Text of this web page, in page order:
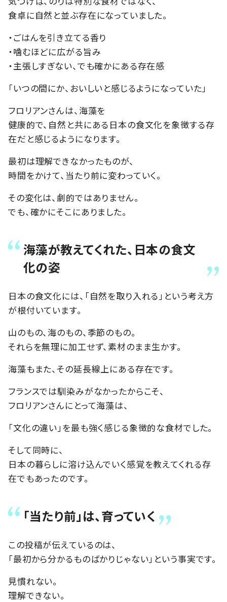
食卓に自然と並ぶ存在になっていました。
・ごはんを引き立てる香り
・噛むほどに広がる旨み
・主張しすぎない、でも確かにある存在感
「いつの間にか、おいしいと感じるようになっていた」
フロリアンさんは、海藻を
健康的で、自然と共にある日本の食文化を象徴する存
在だと感じるようになります。
最初は理解できなかったものが、
時間をかけて、当たり前に変わっていく。
その変化は、劇的ではありません。
でも、確かにそこにありました。
海藻が教えてくれた、日本の食文
化の姿
日本の食文化には、「自然を取り入れる」という考え方
が根付いています。
山のもの、海のもの、季節のもの。
それらを無理に加工せず、素材のまま生かす。
海藻もまた、その延長線上にある存在です。
フランスでは馴染みがなかったからこそ、
フロリアンさんにとって海藻は、
「文化の違い」を最も強く感じる象徴的な食材でした。
そして同時に、
日本の暮らしに溶け込んでいく感覚を教えてくれる存
在でもあったのです。
「当たり前」は、育っていく
この投稿が伝えているのは、
「最初から分かるものばかりじゃない」という事実です。
見慣れない。
理解できない。